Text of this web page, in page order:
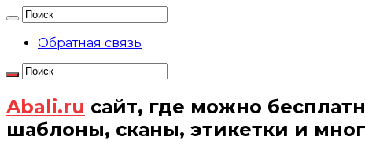
Обратная связь
Abali.ru сайт, где можно
шаблоны, сканы, этикетки и